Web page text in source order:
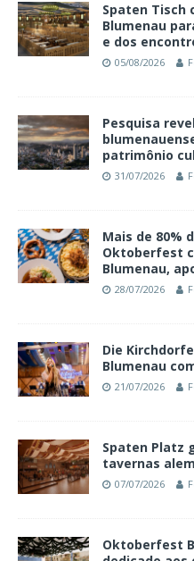
Spaten Tisch
Blumenau
e dos
05/08/2026
Pesquisa
patrimônio
31/07/2026
Mais de 80%
Oktoberfest
Blumenau,
28/07/2026
Die
Blumenau
21/07/2026
Spaten Platz
tavernas
07/07/2026
Oktoberfest